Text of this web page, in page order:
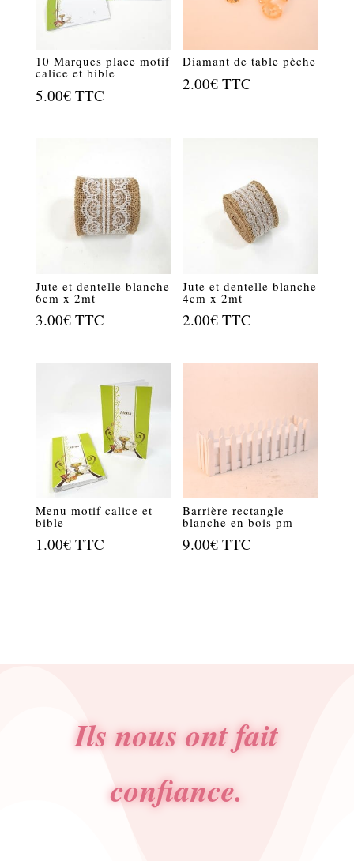
10 Marques place motif
calice et bible
5.00€ TTC
Diamant de table pèche
2.00€ TTC
Jute et dentelle blanche
6cm x 2mt
3.00€ TTC
Jute et dentelle blanche
4cm x 2mt
2.00€ TTC
Menu motif calice et
bible
1.00€ TTC
Barrière rectangle
blanche en bois pm
9.00€ TTC
Ils nous ont fait
confiance.